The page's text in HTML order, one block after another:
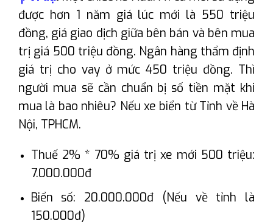
được hơn 1 năm giá lúc mới là 550 triệu
đồng, giá giao dịch giữa bên bán và bên mua
trị giá 500 triệu đồng. Ngân hàng thẩm định
giá trị cho vay ở mức 450 triệu đồng. Thì
người mua sẽ cần chuẩn bị số tiền mặt khi
mua là bao nhiêu? Nếu xe biển từ Tỉnh về Hà
Nội, TPHCM.
Thuế 2% * 70% giá trị xe mới 500 triệu:
7.000.000đ
Biển số: 20.000.000đ (Nếu về tỉnh là
150.000đ)